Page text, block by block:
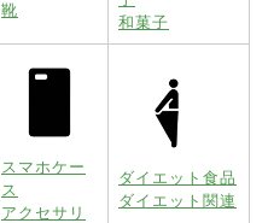
靴
和菓子
スマホケー
ス
アクセサリ
ダイエット食品
ダイエット関連